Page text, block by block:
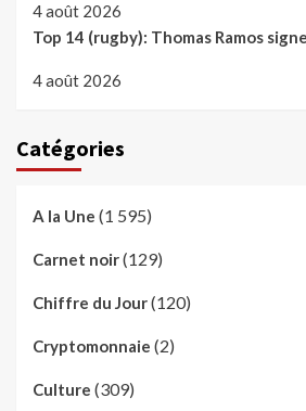
4 août 2026
Top 14 (rugby): Thomas Ramos
4 août 2026
Catégories
A la Une (1 595)
Carnet noir(129)
Chiffre du Jour(120)
Cryptomonnaie (2)
Culture (309)